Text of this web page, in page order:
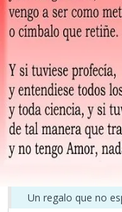
Un regalo que no